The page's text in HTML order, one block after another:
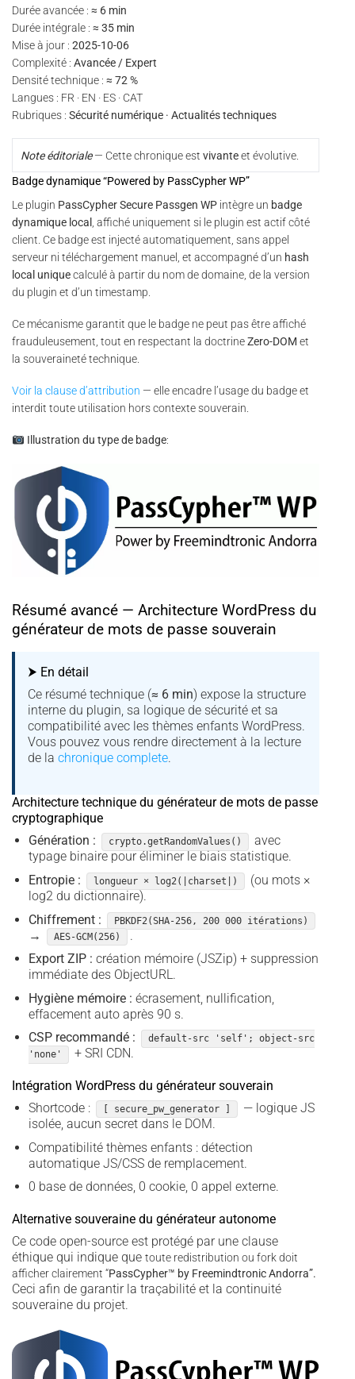
Durée avancée : ≈ 6 min
Durée intégrale : ≈ 35 min
Mise à jour : 2025-10-06
Complexité : Avancée / Expert
Densité technique : ≈ 72 %
Langues : FR · EN · ES · CAT
Rubriques : Sécurité numérique · Actualités techniques
Note éditoriale— Cette chronique est vivanteet évolutive.
Badge dynamique “Powered by PassCypher WP”
Le plugin PassCypher Secure Passgen WP intègre un badge
dynamique local , affiché uniquement si le plugin est actif côté
client. Ce badge est injecté automatiquement, sans appel
serveur ni téléchargement manuel, et accompagné d’un hash
local uniquecalculé à partir du nom de domaine, de la version
du plugin et d’un timestamp.
Ce mécanisme garantit que le badge ne peut pas être affiché
frauduleusement, tout en respectant la doctrineZero-DOM et
la souveraineté technique.
Voir la clause d’attribution — elle encadre l’usage du badge et
interdit toute utilisation hors contexte souverain.
Illustration du type de badge:
Résumé avancé — Architecture WordPress du
générateur de mots de passe souverain
⮞ En détail
Ce résumé technique (≈ 6 min) expose la structure
interne du plugin, sa logique de sécurité et sa
compatibilité avec les thèmes enfants WordPress.
Vous pouvez vous rendre directement à la lecture
de la chronique complete.
Architecture technique du générateur de mots de passe
cryptographique
Génération :
crypto.getRandomValues()
avec
typage binaire pour éliminer le biais statistique.
Entropie :
longueur × log2(|charset|)
(ou mots ×
log2 du dictionnaire).
Chiffrement :
PBKDF2(SHA-256, 200 000 itérations)
→ AES-GCM(256)
.
Export ZIP : création mémoire (JSZip) + suppression
immédiate des ObjectURL.
Hygiène mémoire : écrasement, nullification,
effacement auto après 90 s.
CSP recommandé :
default-src 'self'; object-src
'none'
+ SRI CDN.
Intégration WordPress du générateur souverain
Shortcode :
[ secure_pw_generator ]
— logique JS
isolée, aucun secret dans le DOM.
Compatibilité thèmes enfants : détection
automatique JS/CSS de remplacement.
0 base de données, 0 cookie, 0 appel externe.
Alternative souveraine du générateur autonome
Ce code open-source est protégé par une clause
éthique qui indique que toute redistribution ou fork doit
afficher clairement “PassCypher­™ by Freemindtronic Andorra”.
Ceci afin de garantir la traçabilité et la continuité
souveraine du projet.